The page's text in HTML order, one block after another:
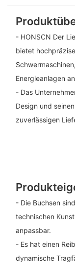
- HONSCN Der
bietet
Energieanlagen
- Das
Design und
zuverlässigen
- Die Buchsen
technischen
anpassbar.
- Es hat einen
dynamische